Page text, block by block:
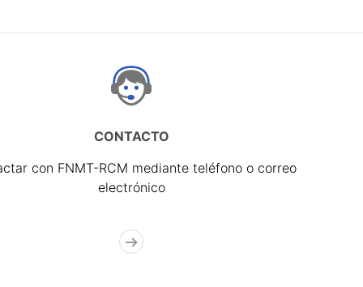
CONTACTO
con FNMT-RCM mediante teléfono o correo
electrónico